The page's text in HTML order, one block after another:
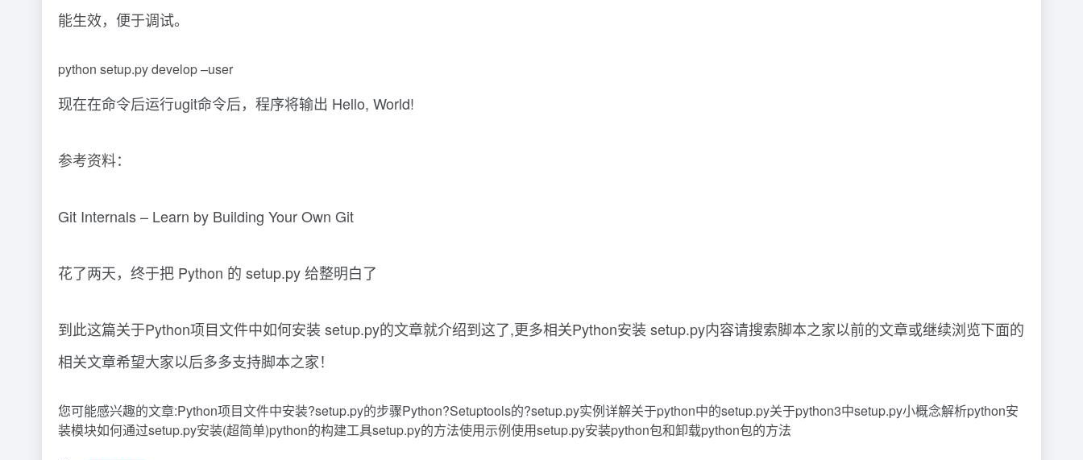
能生效，便于调试。
python setup.py develop –user
现在在命令后运行ugit命令后，程序将输出 Hello, World!
参考资料：
Git Internals – Learn by Building Your Own Git
花了两天，终于把 Python 的 setup.py 给整明白了
到此这篇关于Python项目文件中如何安装 setup.py的文章就介绍到这了,更多相关Python安装 setup.py内容请搜索脚本之家以前的文章或继续浏览下面的
相关文章希望大家以后多多支持脚本之家！
您可能感兴趣的文章:Python项目文件中安装?setup.py的步骤Python?Setuptools的?setup.py实例详解关于python中的setup.py关于python3中setup.py小概念解析python安
装模块如何通过setup.py安装(超简单)python的构建工具setup.py的方法使用示例使用setup.py安装python包和卸载python包的方法